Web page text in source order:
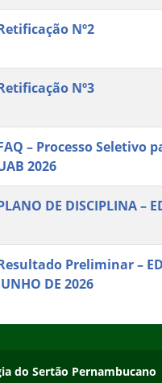
Nº2
Nº3
– Processo Seletivo
2026
DE DISCIPLINA –
Preliminar –
DE 2026
do Sertão Pernambucano